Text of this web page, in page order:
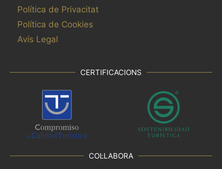
Política de Privacitat
Política de Cookies
Avís Legal
CERTIFICACIONS
COL·LABORA